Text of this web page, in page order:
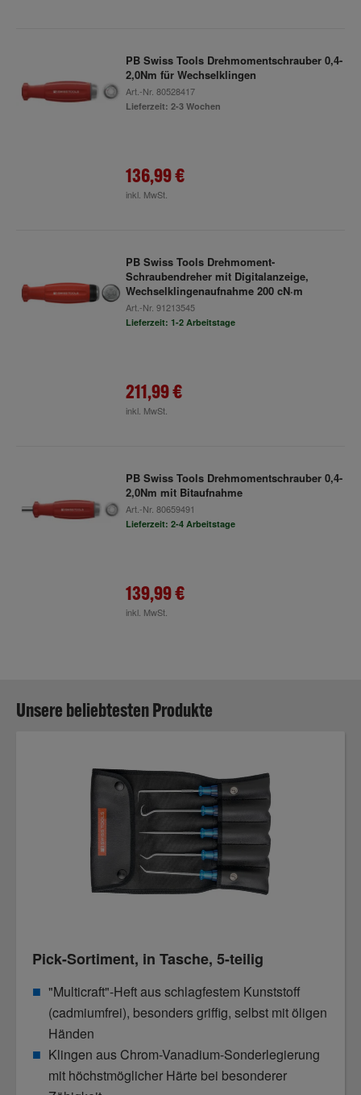
PB Swiss Tools Drehmomentschrauber 0,4-
2,0Nm für Wechselklingen
Art.-Nr. 80528417
Lieferzeit: 2-3 Wochen
136,99 €
inkl. MwSt.
PB Swiss Tools Drehmoment-
Schraubendreher mit Digitalanzeige,
Wechselklingenaufnahme 200 cN·m
Art.-Nr. 91213545
Lieferzeit: 1-2 Arbeitstage
211,99 €
inkl. MwSt.
PB Swiss Tools Drehmomentschrauber 0,4-
2,0Nm mit Bitaufnahme
Art.-Nr. 80659491
Lieferzeit: 2-4 Arbeitstage
139,99 €
inkl. MwSt.
Unsere beliebtesten Produkte
Pick-Sortiment, in Tasche, 5-teilig
"Multicraft"-Heft aus schlagfestem Kunststoff
(cadmiumfrei), besonders griffig, selbst mit öligen
Händen
Klingen aus Chrom-Vanadium-Sonderlegierung
mit höchstmöglicher Härte bei besonderer